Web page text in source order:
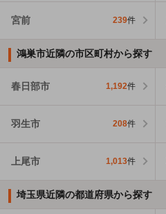
宮前 239件
鴻巣市近隣の市区町村から探す
春日部市 1,192件
羽生市 208件
上尾市 1,013件
埼玉県近隣の都道府県から探す